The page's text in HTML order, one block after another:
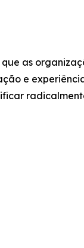
as
e